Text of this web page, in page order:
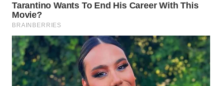
UMKM
SELEB
WAHANA
PERSONA